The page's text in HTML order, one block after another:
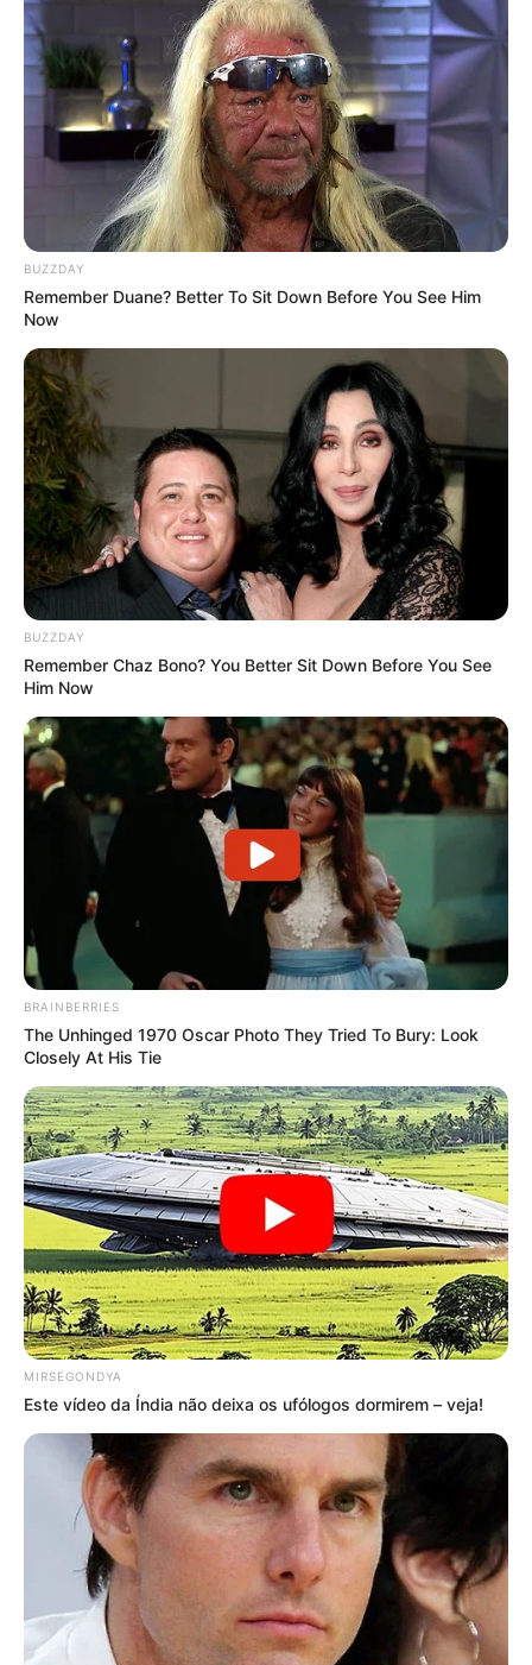
BUZZDAY
Remember Duane? Better To Sit Down Before You See Him
Now
BUZZDAY
Remember Chaz Bono? You Better Sit Down Before You See
Him Now
BRAINBERRIES
The Unhinged 1970 Oscar Photo They Tried To Bury: Look
Closely At His Tie
MIRSEGONDYA
Este vídeo da Índia não deixa os ufólogos dormirem – veja!